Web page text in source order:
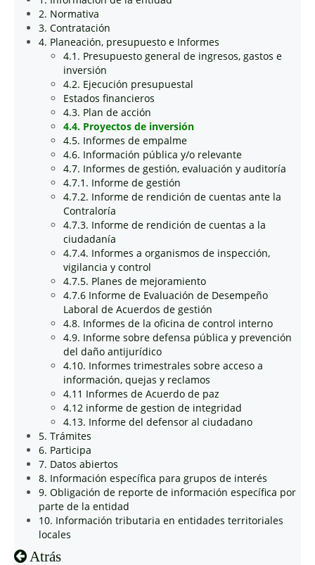
2. Normativa
3. Contratación
4. Planeación, presupuesto e Informes
4.1. Presupuesto general de ingresos, gastos e
inversión
4.2. Ejecución presupuestal
Estados financieros
4.3. Plan de acción
4.4. Proyectos de inversión
4.5. Informes de empalme
4.6. Información pública y/o relevante
4.7. Informes de gestión, evaluación y auditoría
4.7.1. Informe de gestión
4.7.2. Informe de rendición de cuentas ante la
Contraloría
4.7.3. Informe de rendición de cuentas a la
ciudadanía
4.7.4. Informes a organismos de inspección,
vigilancia y control
4.7.5. Planes de mejoramiento
4.7.6 Informe de Evaluación de Desempeño
Laboral de Acuerdos de gestión
4.8. Informes de la oficina de control interno
4.9. Informe sobre defensa pública y prevención
del daño antijurídico
4.10. Informes trimestrales sobre acceso a
información, quejas y reclamos
4.11 Informes de Acuerdo de paz
4.12 informe de gestion de integridad
4.13. Informe del defensor al ciudadano
5. Trámites
6. Participa
7. Datos abiertos
8. Información específica para grupos de interés
9. Obligación de reporte de información específica por
parte de la entidad
10. Información tributaria en entidades territoriales
locales
Atrás